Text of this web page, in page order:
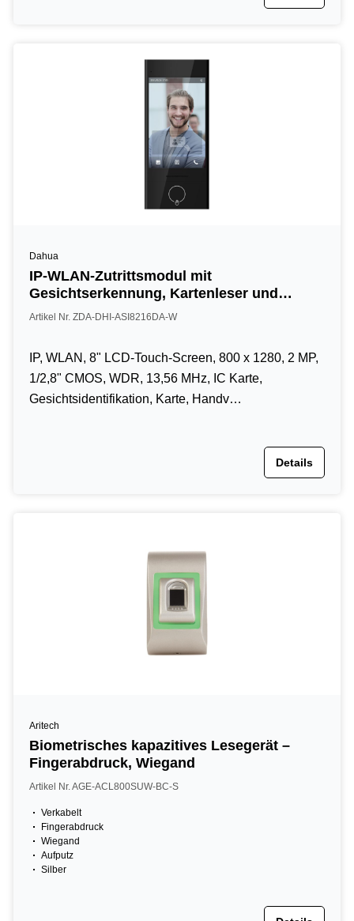
Dahua
IP-WLAN-Zutrittsmodul mit
Gesichtserkennung, Kartenleser und
Handvenenerkennung, 8“ LCD-Touch-
Artikel Nr. ZDA-DHI-ASI8216DA-W
IP, WLAN, 8" LCD-Touch-Screen, 800 x 1280, 2 MP,
1/2,8" CMOS, WDR, 13,56 MHz, IC Karte,
Gesichtsidentifikation, Karte, Handv…
Details
Aritech
Biometrisches kapazitives Lesegerät –
Fingerabdruck, Wiegand
Artikel Nr. AGE-ACL800SUW-BC-S
Verkabelt
Fingerabdruck
Wiegand
Aufputz
Silber